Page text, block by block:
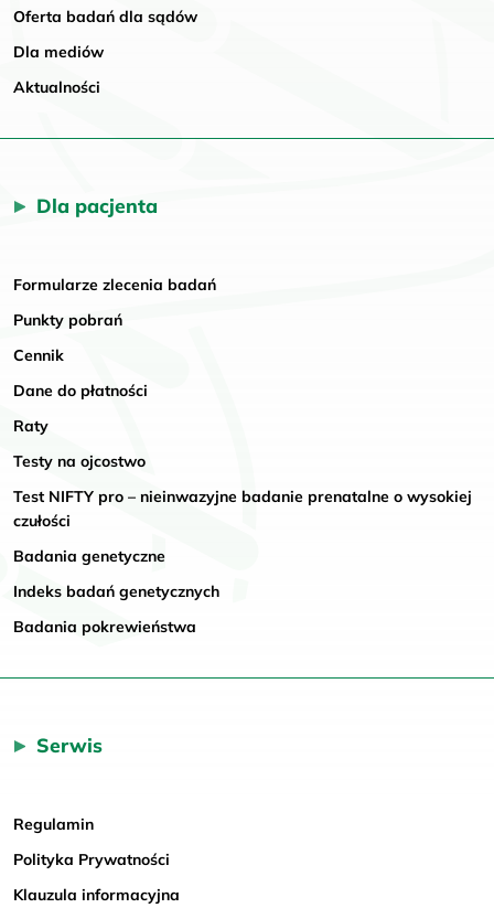
Oferta badań dla sądów
Dla mediów
Aktualności
Dla pacjenta
Formularze zlecenia badań
Punkty pobrań
Cennik
Dane do płatności
Raty
Testy na ojcostwo
Test NIFTY pro – nieinwazyjne badanie prenatalne o wysokiej
czułości
Badania genetyczne
Indeks badań genetycznych
Badania pokrewieństwa
Serwis
Regulamin
Polityka Prywatności
Klauzula informacyjna